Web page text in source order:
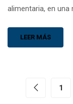
alimentaria, en una
LEER MÁS
1